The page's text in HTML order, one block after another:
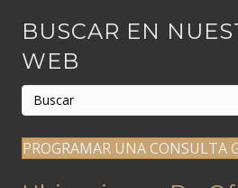
BUSCAR EN
WEB
PROGRAMAR UNA CONSULTA